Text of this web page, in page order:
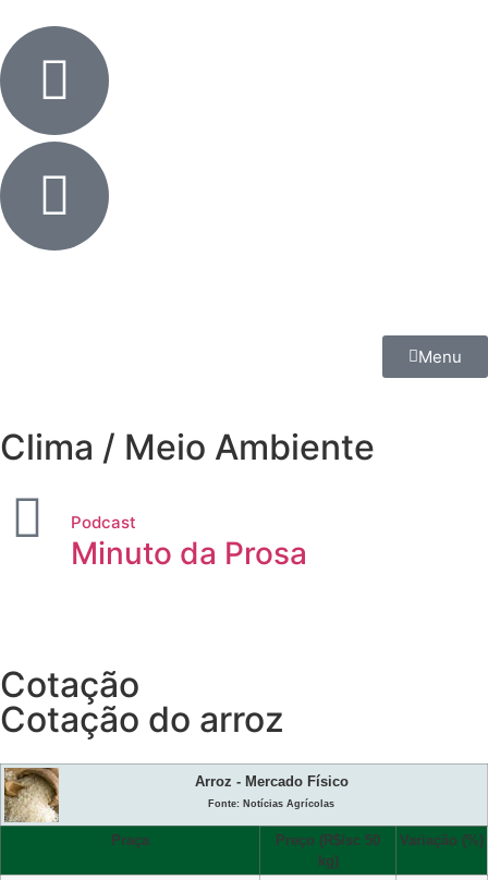
Menu
Clima / Meio Ambiente
Podcast
Minuto da Prosa
Cotação
Cotação do arroz
Arroz - Mercado Físico
Fonte: Notícias Agrícolas
Praça
Preço (R$/sc 50
kg)
Variação (%)